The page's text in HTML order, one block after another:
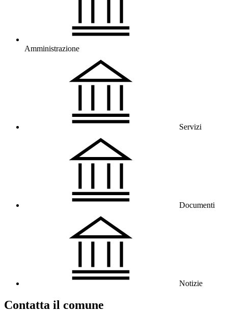
Amministrazione
Servizi
Documenti
Notizie
Contatta il comune